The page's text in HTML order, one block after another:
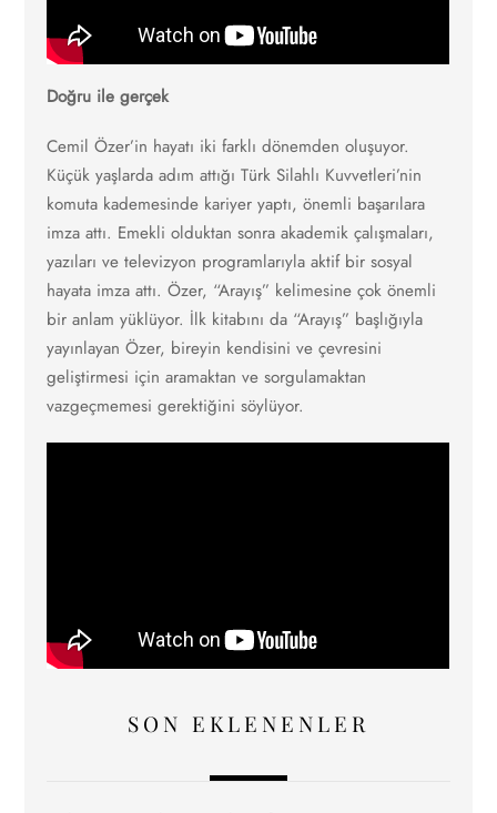
Doğru ile gerçek
Cemil Özer’in hayatı iki farklı dönemden oluşuyor.
Küçük yaşlarda adım attığı Türk Silahlı Kuvvetleri’nin
komuta kademesinde kariyer yaptı, önemli başarılara
imza attı. Emekli olduktan sonra akademik çalışmaları,
yazıları ve televizyon programlarıyla aktif bir sosyal
hayata imza attı. Özer, “Arayış” kelimesine çok önemli
bir anlam yüklüyor. İlk kitabını da “Arayış” başlığıyla
yayınlayan Özer, bireyin kendisini ve çevresini
geliştirmesi için aramaktan ve sorgulamaktan
vazgeçmemesi gerektiğini söylüyor.
SON EKLENENLER